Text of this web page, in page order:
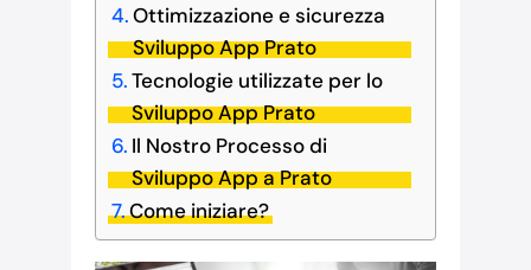
Ottimizzazione e sicurezza
Sviluppo App Prato
Tecnologie utilizzate per lo
Sviluppo App Prato
Il Nostro Processo di
Sviluppo App a Prato
Come iniziare?